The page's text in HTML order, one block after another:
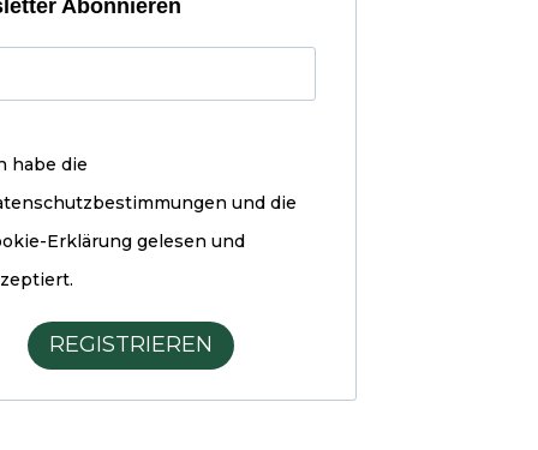
Abonnieren
habe die
und die
Erklärung gelesen und
REGISTRIEREN